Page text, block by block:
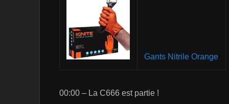
Gants Nitrile Orange
00:00 – La C666 est partie !